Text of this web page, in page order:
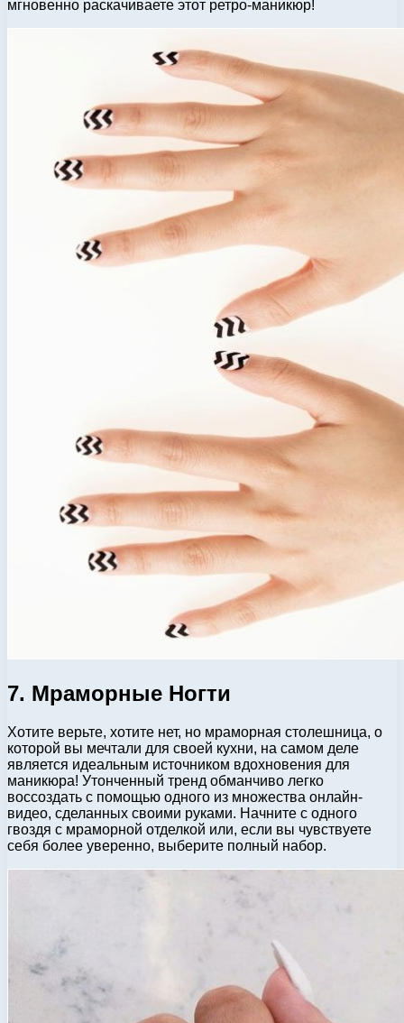
мгновенно раскачиваете этот ретро-маникюр!
7. Мраморные Ногти
Хотите верьте, хотите нет, но мраморная столешница, о
которой вы мечтали для своей кухни, на самом деле
является идеальным источником вдохновения для
маникюра! Утонченный тренд обманчиво легко
воссоздать с помощью одного из множества онлайн-
видео, сделанных своими руками. Начните с одного
гвоздя с мраморной отделкой или, если вы чувствуете
себя более уверенно, выберите полный набор.